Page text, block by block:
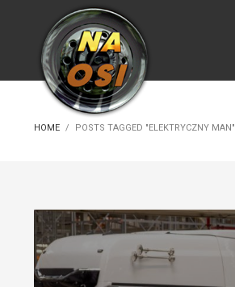
HOME POSTS TAGGED "ELEKTRYCZNY MAN"